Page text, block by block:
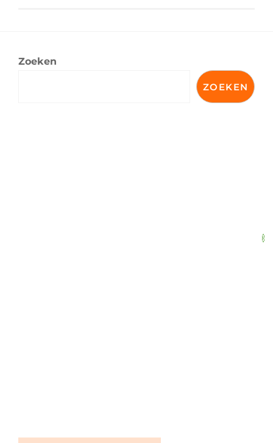
Zoeken
ZOEKEN